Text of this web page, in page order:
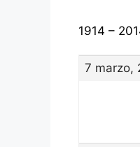
1914 –
7 marzo,